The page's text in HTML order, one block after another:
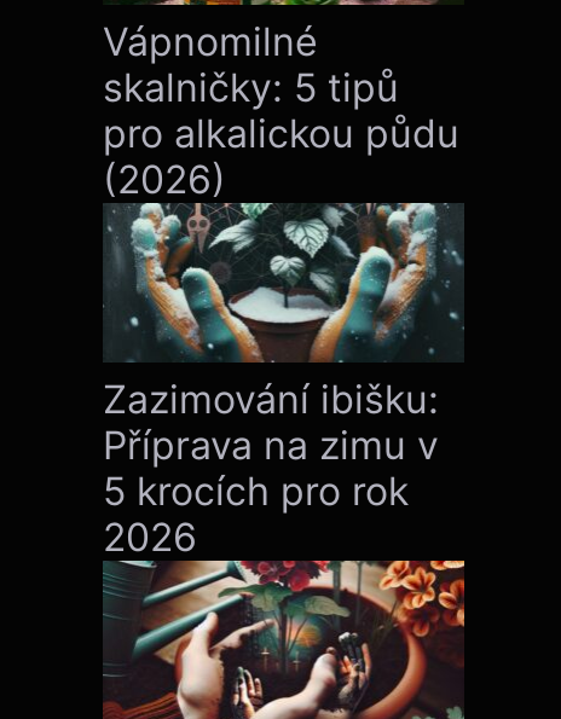
Vápnomilné
skalničky: 5 tipů
pro alkalickou půdu
(2026)
Zazimování ibišku:
Příprava na zimu v
5 krocích pro rok
2026